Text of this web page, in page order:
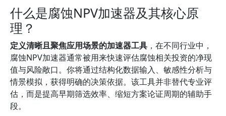
什么是腐蚀NPV加速器及其核心原
理？
定义清晰且聚焦应用场景的加速器工具 ，在不同行业中，
腐蚀NPV加速器通常被用来快速评估腐蚀相关投资的净现
值与风险敞口。你将通过结构化数据输入、敏感性分析与
情景模拟，获得明确的决策依据。该工具并非替代专业评
估，而是提高早期筛选效率、缩短方案论证周期的辅助手
段。